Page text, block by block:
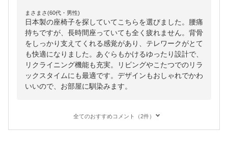
まさまさ(60代・男性)
日本製の座椅子を探していてこちらを選びました。腰痛
持ちですが、長時間座っていても全く疲れません。背骨
をしっかり支えてくれる感覚があり、テレワークがとて
も快適になりました。あぐらもかけるゆったり設計で、
リクライニング機能も充実。リビングやこたつでのリラ
ックスタイムにも最適です。デザインもおしゃれでかわ
いいので、お部屋に馴染みます。
全てのおすすめコメント（2件）